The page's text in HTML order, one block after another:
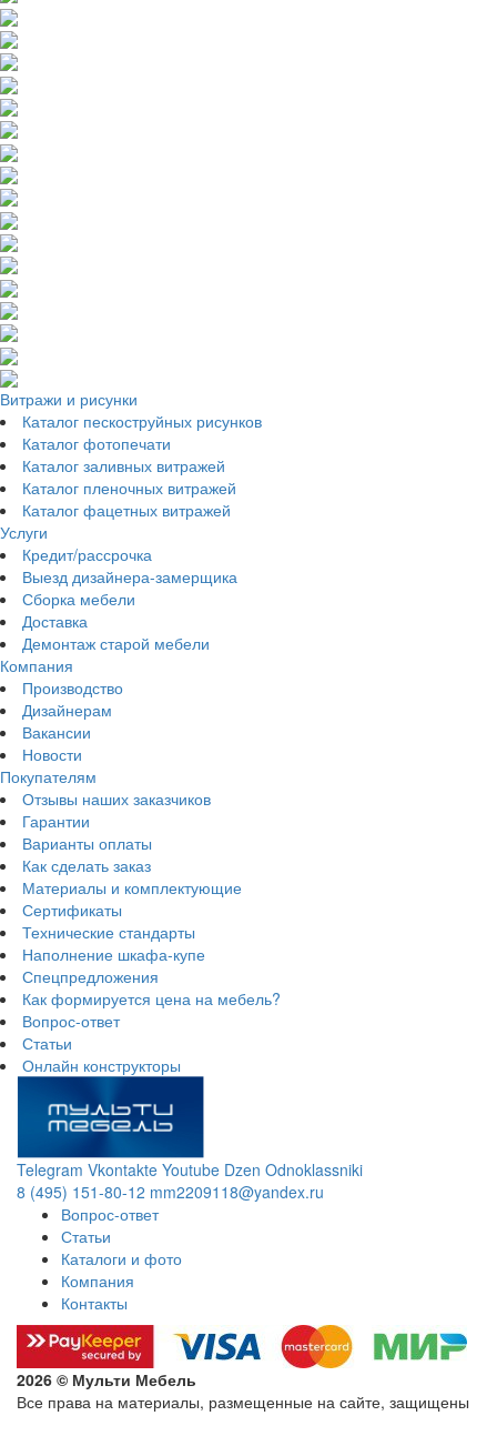
Витражи и рисунки
Каталог пескоструйных рисунков
Каталог фотопечати
Каталог заливных витражей
Каталог пленочных витражей
Каталог фацетных витражей
Услуги
Кредит/рассрочка
Выезд дизайнера-замерщика
Сборка мебели
Доставка
Демонтаж старой мебели
Компания
Производство
Дизайнерам
Вакансии
Новости
Покупателям
Отзывы наших заказчиков
Гарантии
Варианты оплаты
Как сделать заказ
Материалы и комплектующие
Сертификаты
Технические стандарты
Наполнение шкафа-купе
Спецпредложения
Как формируется цена на мебель?
Вопрос-ответ
Статьи
Онлайн конструкторы
Telegram Vkontakte Youtube Dzen Odnoklassniki
8 (495) 151-80-12 mm2209118@yandex.ru
Вопрос-ответ
Статьи
Каталоги и фото
Компания
Контакты
2026 © Мульти Мебель
Все права на материалы, размещенные на сайте, защищены